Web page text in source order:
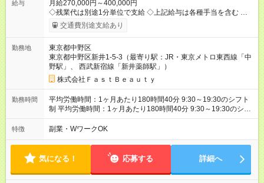
給与
月給270,000円～400,000円
◇残業代は別途1分単位で支給 ◇上記給与は各種手当を含む ◇毎
月インセンティブポイント付与 ・店舗売上や入客人数などに応
じてインセンティブポイントを付与 ・ポイントは6ヶ月に一度引
長手当（月30，000円～）あり 研修期間6ヶ月間は以下給与のみ
変更あり 月給242，700円 ※給与に関しては2025年度の最低賃
金を反映済み ※各都道府県の施行月より適応、入社時期によっ
ては変動の可能性あり 詳細は、採用担当へお問い合わせくださ
い 【試用期間】試用期間なし
交通費別途支給あり
勤務地
東京都中野区
東京都中野区新井1-5-3（最寄り駅：JR・東京メトロ東西線「中
野駅」、 西武新宿線「新井薬師駅」）
株式会社ＦａｓｔＢｅａｕｔｙ
勤務時間
平均労働時間：1ヶ月あたり180時間40分 9:30～19:30のシフト
制 平均労働時間：1ヶ月あたり180時間40分 9:30～19:30のシフ
ト制
特徴 副業・WワークOK
気になる！ 応募する 詳細へ